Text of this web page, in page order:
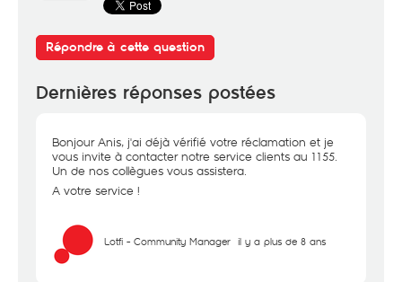
Répondre à cette question
Dernières réponses postées
Bonjour Anis, j'ai déjà vérifié votre réclamation et je
vous invite à contacter notre service clients au 1155.
Un de nos collègues vous assistera.
A votre service !
Lotfi - Community Manager il y a plus de 8 ans